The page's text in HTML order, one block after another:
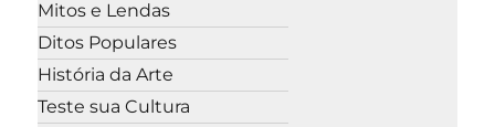
Mitos e Lendas
Ditos Populares
História da Arte
Teste sua Cultura